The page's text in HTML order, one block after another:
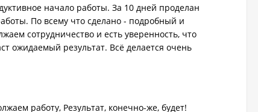
начало работы. За 10 дней проделан
По всему что сделано - подробный и
сотрудничество и есть уверенность, что
ожидаемый результат. Всё делается очень
работу, Результат, конечно-же, будет!